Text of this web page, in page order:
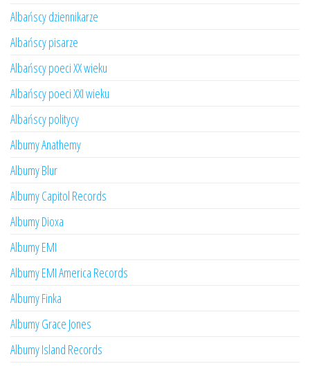
Albańscy dziennikarze
Albańscy pisarze
Albańscy poeci XX wieku
Albańscy poeci XXI wieku
Albańscy politycy
Albumy Anathemy
Albumy Blur
Albumy Capitol Records
Albumy Dioxa
Albumy EMI
Albumy EMI America Records
Albumy Finka
Albumy Grace Jones
Albumy Island Records